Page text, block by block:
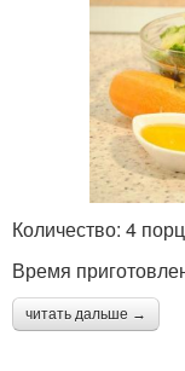
Количество: 4
Время
читать дальше →